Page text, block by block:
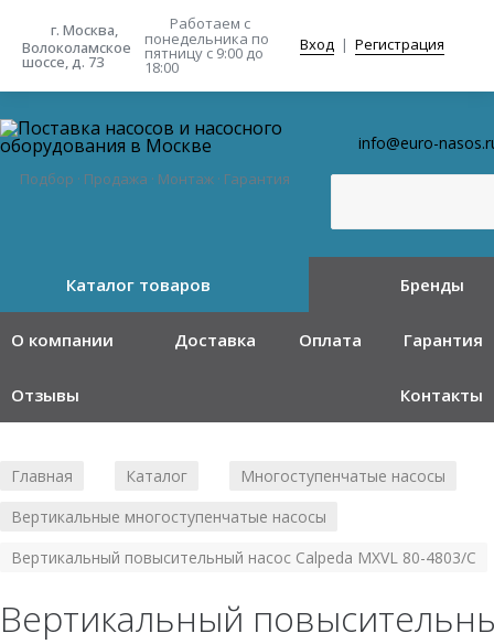
г. Москва,
Волоколамское
шоссе, д. 73
Работаем с
понедельника по
пятницу с 9:00 до
18:00
Вход | Регистрация
Подбор · Продажа · Монтаж · Гарантия
info@euro-
Каталог товаров Бренды
О компании Доставка Оплата Гарантия
Отзывы Контакты
Главная Каталог Многоступенчатые насосы
Вертикальные многоступенчатые насосы
Вертикальный повысительный насос Calpeda MXVL 80-4803/C
Вертикальный